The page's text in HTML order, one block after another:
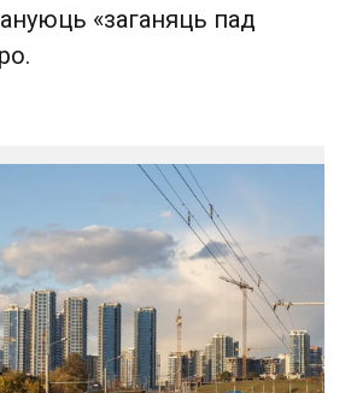
«заганяць пад